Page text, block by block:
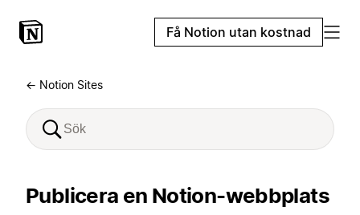
Få Notion utan kostnad
← Notion Sites
Publicera en Notion-webbplats